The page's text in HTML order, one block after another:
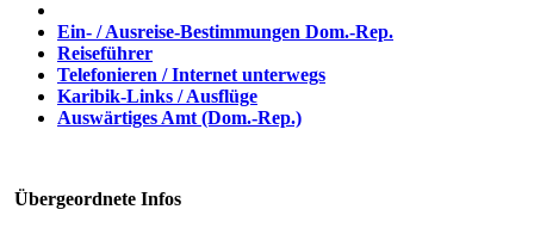
Ein- / Ausreise-Bestimmungen Dom.-Rep.
Reiseführer
Telefonieren / Internet unterwegs
Karibik-Links / Ausflüge
Auswärtiges Amt (Dom.-Rep.)
Übergeordnete Infos